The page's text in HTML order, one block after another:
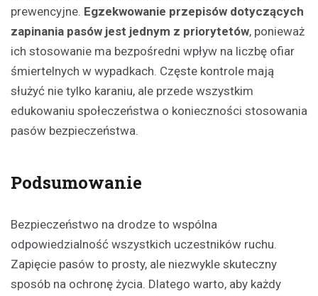
prewencyjne. Egzekwowanie przepisów dotyczących
zapinania pasów jest jednym z priorytetów, ponieważ
ich stosowanie ma bezpośredni wpływ na liczbę ofiar
śmiertelnych w wypadkach. Częste kontrole mają
służyć nie tylko karaniu, ale przede wszystkim
edukowaniu społeczeństwa o konieczności stosowania
pasów bezpieczeństwa.
Podsumowanie
Bezpieczeństwo na drodze to wspólna
odpowiedzialność wszystkich uczestników ruchu.
Zapięcie pasów to prosty, ale niezwykle skuteczny
sposób na ochronę życia. Dlatego warto, aby każdy